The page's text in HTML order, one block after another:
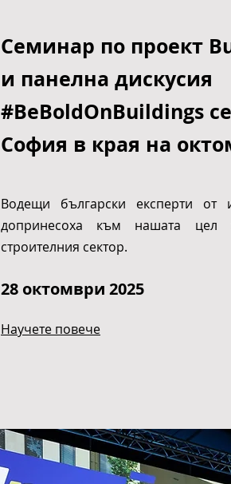
Cеминар по проект
и панелна дискусия
#BeBoldOnBuildings
София в края на
Водещи български експерти от
допринесоха към нашата цел
строителния сектор.
28 октомври 2025
Научете повече